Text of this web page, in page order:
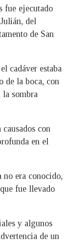
fue ejecutado
del
de San
cadáver estaba
de la boca, con
la sombra
con
en el
era conocido,
fue llevado
y algunos
de un